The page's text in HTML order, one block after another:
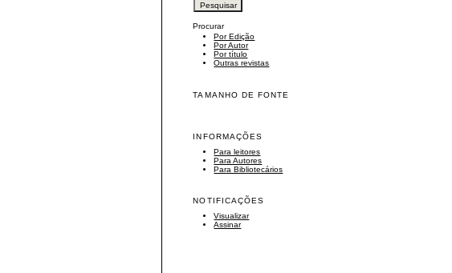
Procurar
Por Edição
Por Autor
Por título
Outras revistas
TAMANHO DE FONTE
INFORMAÇÕES
Para leitores
Para Autores
Para Bibliotecários
NOTIFICAÇÕES
Visualizar
Assinar